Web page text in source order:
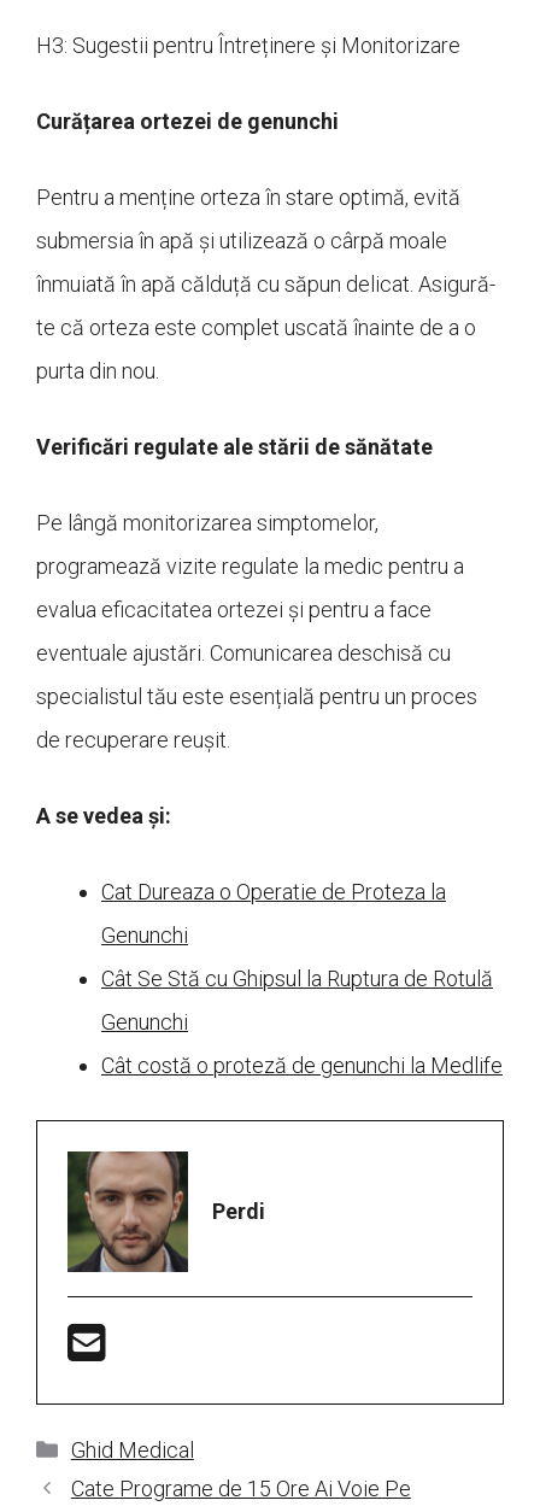
H3: Sugestii pentru Întreținere și Monitorizare
Curățarea ortezei de genunchi
Pentru a menține orteza în stare optimă, evită
submersia în apă și utilizează o cârpă moale
înmuiată în apă călduță cu săpun delicat. Asigură-
te că orteza este complet uscată înainte de a o
purta din nou.
Verificări regulate ale stării de sănătate
Pe lângă monitorizarea simptomelor,
programează vizite regulate la medic pentru a
evalua eficacitatea ortezei și pentru a face
eventuale ajustări. Comunicarea deschisă cu
specialistul tău este esențială pentru un proces
de recuperare reușit.
A se vedea și:
Cat Dureaza o Operatie de Proteza la
Genunchi
Cât Se Stă cu Ghipsul la Ruptura de Rotulă
Genunchi
Cât costă o proteză de genunchi la Medlife
Perdi
Categorii
Ghid Medical
Cate Programe de 15 Ore Ai Voie Pe